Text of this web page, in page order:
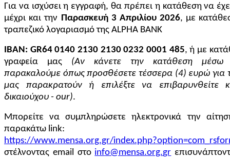
Για να ισχύσει η εγγραφή, θα πρέπει η κατάθεση να
μέχρι και την Παρασκευή 3 Απριλίου 2026, με
τραπεζικό λογαριασμό της ALPHA BANK
IBAN: GR64 0140 2130 2130 0232 0001 485, ή με
γραφεία μας (Αν κάνετε την κατάθεση μέσω
παρακαλούμε όπως προσθέσετε τέσσερα (4) ευρώ για
μας παρακρατούν ή επιλέξτε να επιβαρυνθείτε
δικαιούχου - our).
Μπορείτε να συμπληρώσετε ηλεκτρονικά την
παρακάτω link:
https://www.mensa.org.gr/
στέλνοντας email στο